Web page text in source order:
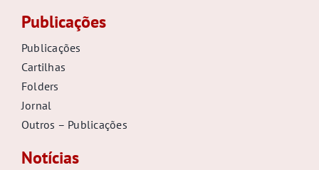
Publicações
Publicações
Cartilhas
Folders
Jornal
Outros – Publicações
Notícias